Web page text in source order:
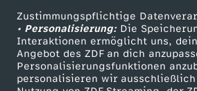
Zustimmungspflichtige
• Personalisierung:Die
Interaktionen ermöglicht uns,
Angebot des ZDF an dich
Personalisierungsfunktionen
personalisieren wir
a
n
p
Livestreams
Sendungen A-Z
TV-Programm
Hilfe